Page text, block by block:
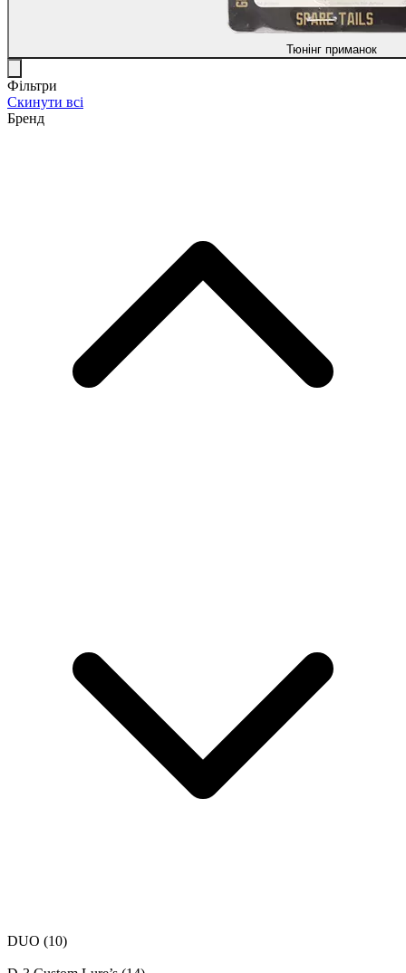
Тюнінг приманок
Фільтри
Скинути всі
Бренд
DUO (10)